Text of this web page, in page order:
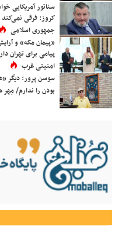
سناتور آمریکایی
کروز: فرقی نمی‌کند
جمهوری اسلامی
«پیمان مکه» و
پیامی برای تهران
امنیتی غرب
سوسن پرور: دیگر
بودن را ندارم/